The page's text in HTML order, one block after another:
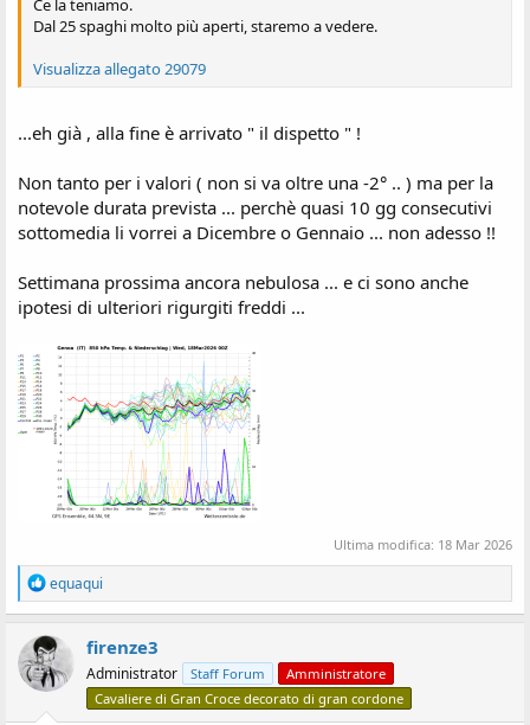
Dal 25 spaghi molto più aperti, staremo a vedere.
Visualizza allegato 29079
...eh già , alla fine è arrivato " il dispetto " !
Non tanto per i valori ( non si va oltre una -2° .. ) ma per la
notevole durata prevista ... perchè quasi 10 gg consecutivi
sottomedia li vorrei a Dicembre o Gennaio ... non adesso !!
Settimana prossima ancora nebulosa ... e ci sono anche
ipotesi di ulteriori rigurgiti freddi ...
Ultima modifica: 18 Mar 2026
R
e
a
z
i
o
n
i
equaqui
firenze3
Administrator Staff Forum
Amministratore
Cavaliere di Gran Croce decorato di gran cordone